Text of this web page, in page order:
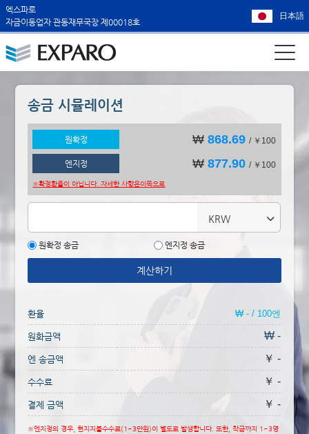
엑스파로
자금이동업자 관동재무국장 제00018호
日本語
송금 시뮬레이션
원확정 ₩868.69 / ￥100
엔지정 ₩877.90 / ￥100
※확정환율이 아닙니다. 자세한 사항은이쪽으로
KRW
원확정 송금 엔지정 송금
계산하기
환율 ₩ - / 100엔
원화금액 ₩ -
엔 송금액 ￥ -
수수료 ￥ -
결제 금액 ￥ -
※엔지정의 경우, 현지지불수수료(1~3만원)이 별도로 발생합니다. 또한, 착금까지 1~3영